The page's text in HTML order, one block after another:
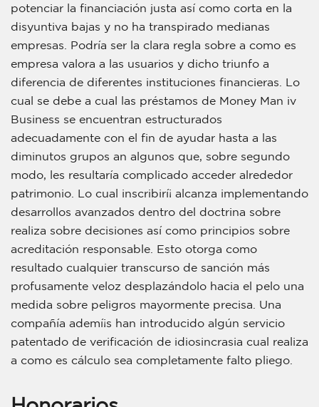
potenciar la financiación justa así­ como corta en la
disyuntiva bajas y no ha transpirado medianas
empresas. Podría ser la clara regla sobre a como es
empresa valora a las usuarios y dicho triunfo a
diferencia de diferentes instituciones financieras. Lo
cual se debe a cual las préstamos de Money Man iv
Business se encuentran estructurados
adecuadamente con el fin de ayudar hasta a las
diminutos grupos an algunos que, sobre segundo
modo, les resultaría complicado acceder alrededor
patrimonio. Lo cual inscribirí¡ alcanza implementando
desarrollos avanzados dentro del doctrina sobre
realiza sobre decisiones así­ como principios sobre
acreditación responsable. Esto otorga como
resultado cualquier transcurso de sanción más
profusamente veloz desplazándolo hacia el pelo una
medida sobre peligros mayormente precisa. Una
compañía ademí¡s han introducido algún servicio
patentado de verificación de idiosincrasia cual realiza
a como es cálculo sea completamente falto pliego.